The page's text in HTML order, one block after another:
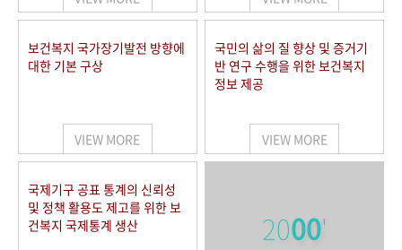
보건복지 국가장기발전 방향에
대한 기본 구상
VIEW MORE
국민의 삶의 질 향상 및 증거기
반 연구 수행을 위한 보건복지
정보 제공
VIEW MORE
국제기구 공표 통계의 신뢰성
및 정책 활용도 제고를 위한 보
건복지 국제통계 생산
2000'